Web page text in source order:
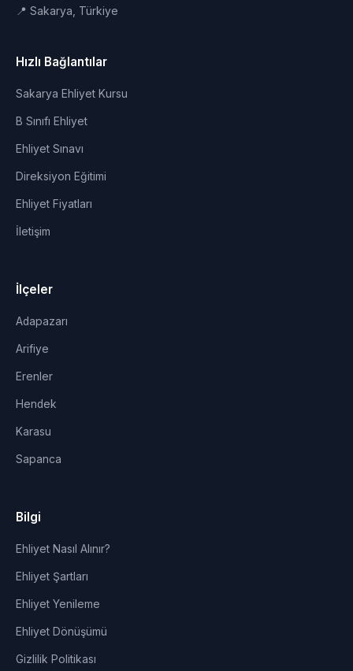
📍 Sakarya, Türkiye
Hızlı Bağlantılar
Sakarya Ehliyet Kursu
B Sınıfı Ehliyet
Ehliyet Sınavı
Direksiyon Eğitimi
Ehliyet Fiyatları
İletişim
İlçeler
Adapazarı
Arifiye
Erenler
Hendek
Karasu
Sapanca
Bilgi
Ehliyet Nasıl Alınır?
Ehliyet Şartları
Ehliyet Yenileme
Ehliyet Dönüşümü
Gizlilik Politikası